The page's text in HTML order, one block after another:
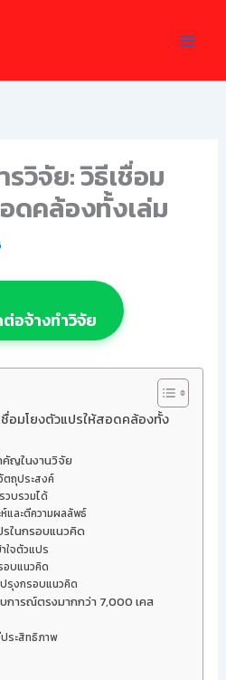
วิจัย: วิธีเชื่อม
ดคล้องทั้งเล่ม
อจ้างทำวิจัย
อมโยงตัวแปรให้สอดคล้องทั้ง
ญในงานวิจัย
ตถุประสงค์
วบรวมได้
ห์และตีความผลลัพธ์
ในกรอบแนวคิด
าใจตัวแปร
อบแนวคิด
รุงกรอบแนวคิด
การณ์ตรงมากกว่า 7,000 เคส
ระสิทธิภาพ